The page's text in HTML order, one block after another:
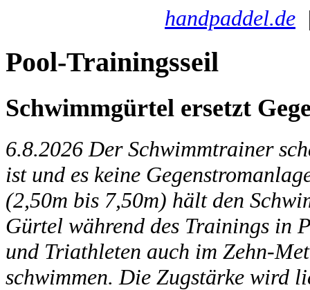
handpaddel.de
Pool-Trainingsseil
Schwimmgürtel ersetzt
6.8.2026 Der Schwimmtrainer
ist und es keine
(2,50m bis 7,50m) hält den
Gürtel während des Trainings in
und Triathleten auch im Zehn-
schwimmen. Die Zugstärke wird